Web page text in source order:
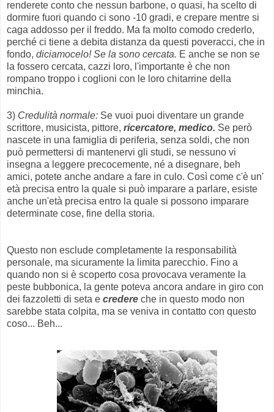
renderete conto che nessun barbone, o quasi, ha scelto di
dormire fuori quando ci sono -10 gradi, e crepare mentre si
caga addosso per il freddo. Ma fa molto comodo crederlo,
perché ci tiene a debita distanza da questi poveracci, che in
fondo, diciamocelo! Se la sono cercata. E anche se non se
la fossero cercata, cazzi loro, l'importante è che non
rompano troppo i coglioni con le loro chitarrine della
minchia.
3) Credulità normale: Se vuoi puoi diventare un grande
scrittore, musicista, pittore, ricercatore, medico. Se però
nascete in una famiglia di periferia, senza soldi, che non
può permettersi di mantenervi gli studi, se nessuno vi
insegna a leggere precocemente, né a disegnare, beh
amici, potete anche andare a fare in culo. Così come c'è un'
età precisa entro la quale si può imparare a parlare, esiste
anche un'età precisa entro la quale si possono imparare
determinate cose, fine della storia.
Questo non esclude completamente la responsabilità
personale, ma sicuramente la limita parecchio. Fino a
quando non si è scoperto cosa provocava veramente la
peste bubbonica, la gente poteva ancora andare in giro con
dei fazzoletti di seta e credere che in questo modo non
sarebbe stata colpita, ma se veniva in contatto con questo
coso... Beh...